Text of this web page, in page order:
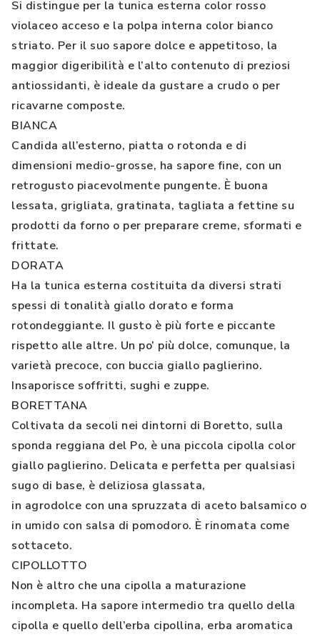
Si distingue per la tunica esterna color rosso
violaceo acceso e la polpa interna color bianco
striato. Per il suo sapore dolce e appetitoso, la
maggior digeribilità e l’alto contenuto di preziosi
antiossidanti, è ideale da gustare a crudo o per
ricavarne composte.
BIANCA
Candida all’esterno, piatta o rotonda e di
dimensioni medio-grosse, ha sapore fine, con un
retrogusto piacevolmente pungente. È buona
lessata, grigliata, gratinata, tagliata a fettine su
prodotti da forno o per preparare creme, sformati e
frittate.
DORATA
Ha la tunica esterna costituita da diversi strati
spessi di tonalità giallo dorato e forma
rotondeggiante. Il gusto è più forte e piccante
rispetto alle altre. Un po’ più dolce, comunque, la
varietà precoce, con buccia giallo paglierino.
Insaporisce soffritti, sughi e zuppe.
BORETTANA
Coltivata da secoli nei dintorni di Boretto, sulla
sponda reggiana del Po, è una piccola cipolla color
giallo paglierino. Delicata e perfetta per qualsiasi
sugo di base, è deliziosa glassata,
in agrodolce con una spruzzata di aceto balsamico o
in umido con salsa di pomodoro. È rinomata come
sottaceto.
CIPOLLOTTO
Non è altro che una cipolla a maturazione
incompleta. Ha sapore intermedio tra quello della
cipolla e quello dell’erba cipollina, erba aromatica